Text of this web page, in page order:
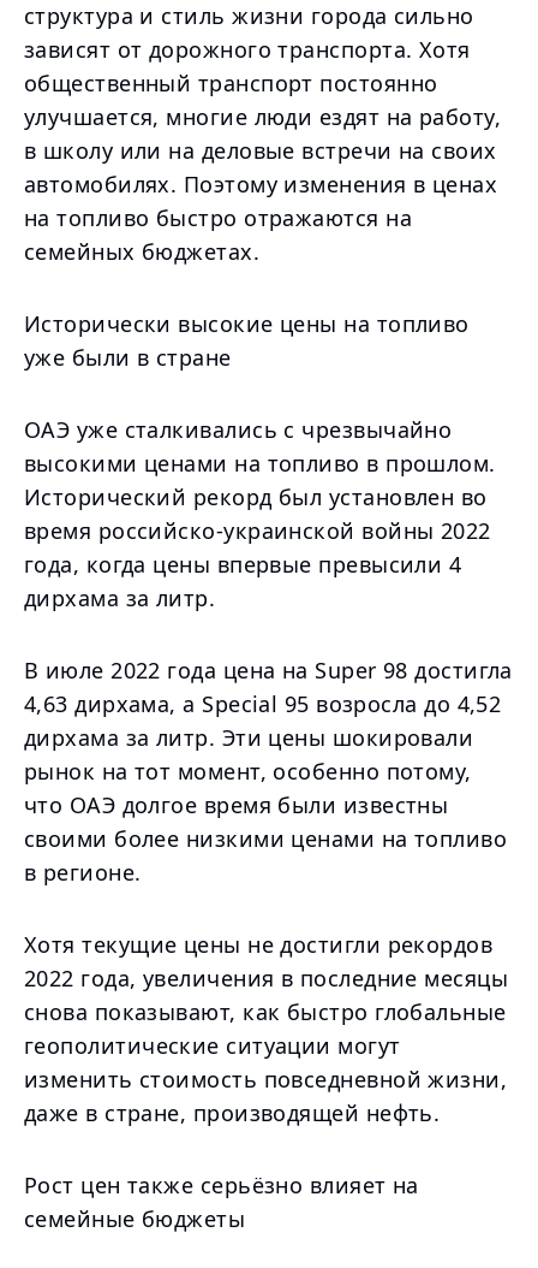
структура и стиль жизни города сильно
зависят от дорожного транспорта. Хотя
общественный транспорт постоянно
улучшается, многие люди ездят на работу,
в школу или на деловые встречи на своих
автомобилях. Поэтому изменения в ценах
на топливо быстро отражаются на
семейных бюджетах.
Исторически высокие цены на топливо
уже были в стране
ОАЭ уже сталкивались с чрезвычайно
высокими ценами на топливо в прошлом.
Исторический рекорд был установлен во
время российско-украинской войны 2022
года, когда цены впервые превысили 4
дирхама за литр.
В июле 2022 года цена на Super 98 достигла
4,63 дирхама, а Special 95 возросла до 4,52
дирхама за литр. Эти цены шокировали
рынок на тот момент, особенно потому,
что ОАЭ долгое время были известны
своими более низкими ценами на топливо
в регионе.
Хотя текущие цены не достигли рекордов
2022 года, увеличения в последние месяцы
снова показывают, как быстро глобальные
геополитические ситуации могут
изменить стоимость повседневной жизни,
даже в стране, производящей нефть.
Рост цен также серьёзно влияет на
семейные бюджеты